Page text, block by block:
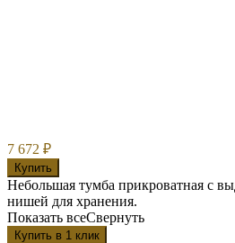
7 672 ₽
Купить
Небольшая тумба прикроватная с
нишей для хранения.
Показать всеСвернуть